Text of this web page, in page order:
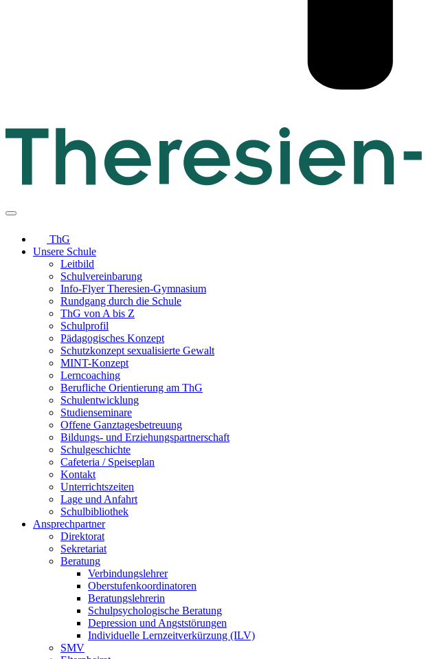
ThG
Unsere Schule
Leitbild
Schulvereinbarung
Info-Flyer Theresien-Gymnasium
Rundgang durch die Schule
ThG von A bis Z
Schulprofil
Pädagogisches Konzept
Schutzkonzept sexualisierte Gewalt
MINT-Konzept
Lerncoaching
Berufliche Orientierung am ThG
Schulentwicklung
Studienseminare
Offene Ganztagesbetreuung
Bildungs- und Erziehungspartnerschaft
Schulgeschichte
Cafeteria / Speiseplan
Kontakt
Unterrichtszeiten
Lage und Anfahrt
Schulbibliothek
Ansprechpartner
Direktorat
Sekretariat
Beratung
Verbindungslehrer
Oberstufenkoordinatoren
Beratungslehrerin
Schulpsychologische Beratung
Depression und Angststörungen
Individuelle Lernzeitverkürzung (ILV)
SMV